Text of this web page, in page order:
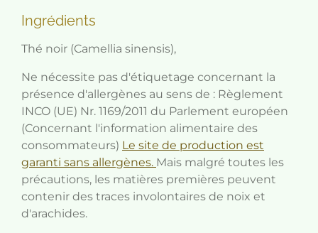
Ingrédients
Thé noir (Camellia sinensis),
Ne nécessite pas d'étiquetage concernant la
présence d'allergènes au sens de : Règlement
INCO (UE) Nr. 1169/2011 du Parlement européen
(Concernant l'information alimentaire des
consommateurs) Le site de production est
garanti sans allergènes. Mais malgré toutes les
précautions, les matières premières peuvent
contenir des traces involontaires de noix et
d'arachides.